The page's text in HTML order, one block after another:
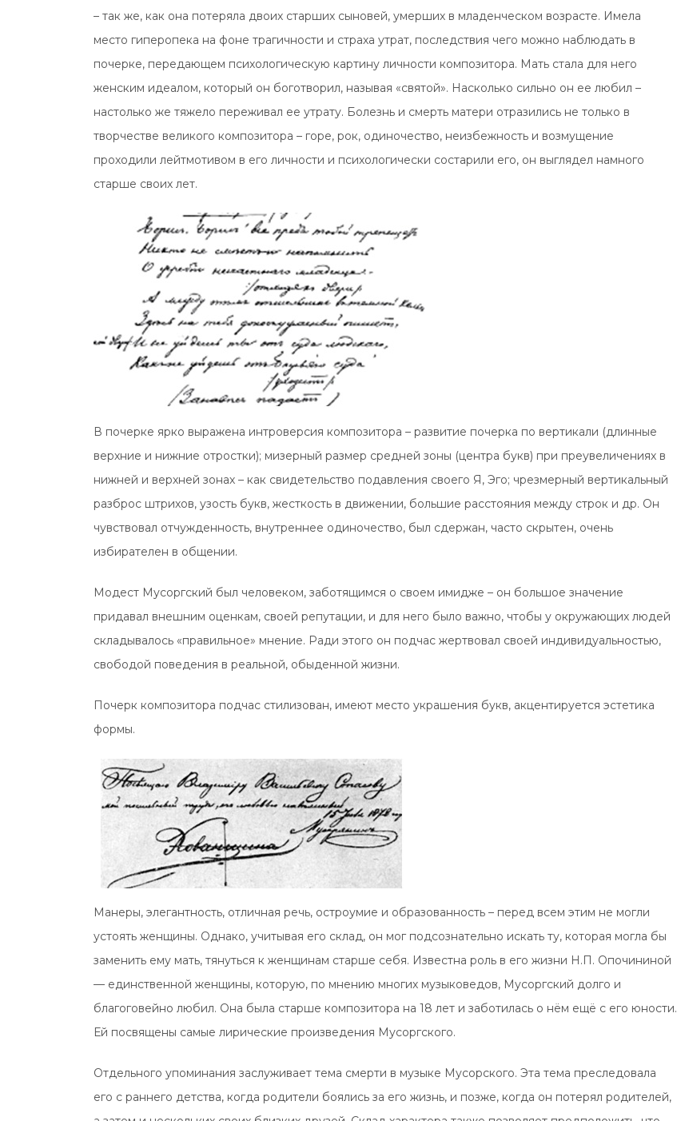
– так же, как она потеряла двоих старших сыновей, умерших в младенческом возрасте. Имела
место гиперопека на фоне трагичности и страха утрат, последствия чего можно наблюдать в
почерке, передающем психологическую картину личности композитора. Мать стала для него
женским идеалом, который он боготворил, называя «святой». Насколько сильно он ее любил –
настолько же тяжело переживал ее утрату. Болезнь и смерть матери отразились не только в
творчестве великого композитора – горе, рок, одиночество, неизбежность и возмущение
проходили лейтмотивом в его личности и психологически состарили его, он выглядел намного
старше своих лет.
В почерке ярко выражена интроверсия композитора – развитие почерка по вертикали (длинные
верхние и нижние отростки); мизерный размер средней зоны (центра букв) при преувеличениях в
нижней и верхней зонах – как свидетельство подавления своего Я, Эго; чрезмерный вертикальный
разброс штрихов, узость букв, жесткость в движении, большие расстояния между строк и др. Он
чувствовал отчужденность, внутреннее одиночество, был сдержан, часто скрытен, очень
избирателен в общении.
Модест Мусоргский был человеком, заботящимся о своем имидже – он большое значение
придавал внешним оценкам, своей репутации, и для него было важно, чтобы у окружающих людей
складывалось «правильное» мнение. Ради этого он подчас жертвовал своей индивидуальностью,
свободой поведения в реальной, обыденной жизни.
Почерк композитора подчас стилизован, имеют место украшения букв, акцентируется эстетика
формы.
Манеры, элегантность, отличная речь, остроумие и образованность – перед всем этим не могли
устоять женщины. Однако, учитывая его склад, он мог подсознательно искать ту, которая могла бы
заменить ему мать, тянуться к женщинам старше себя. Известна роль в его жизни Н.П. Опочининой
— единственной женщины, которую, по мнению многих музыковедов, Мусоргский долго и
благоговейно любил. Она была старше композитора на 18 лет и заботилась о нём ещё с его юности.
Ей посвящены самые лирические произведения Мусоргского.
Отдельного упоминания заслуживает тема смерти в музыке Мусорского. Эта тема преследовала
его с раннего детства, когда родители боялись за его жизнь, и позже, когда он потерял родителей,